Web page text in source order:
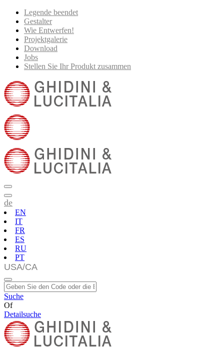
Legende beendet
Gestalter
Wie Entwerfen!
Projektgalerie
Download
Jobs
Stellen Sie Ihr Produkt zusammen
de
EN
IT
FR
ES
RU
PT
Suche
Of
Detailsuche